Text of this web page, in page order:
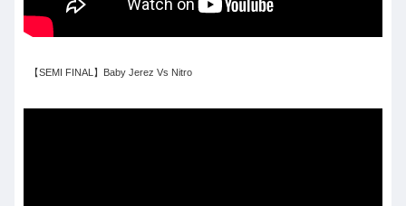
【SEMI FINAL】Baby Jerez Vs Nitro